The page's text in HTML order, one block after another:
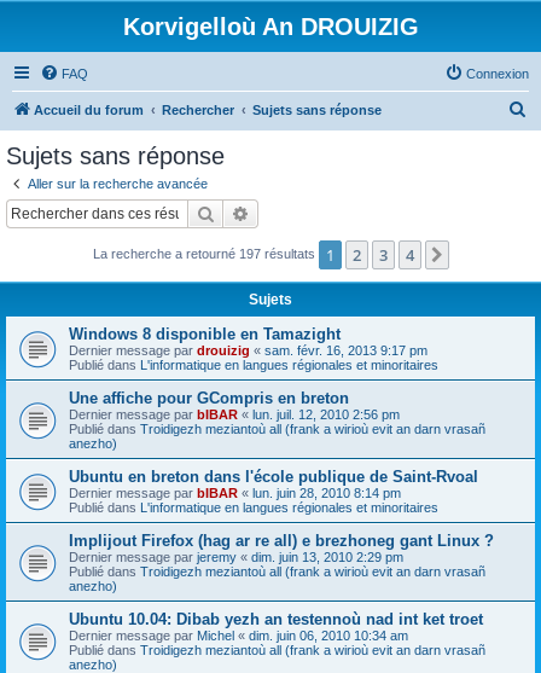
Korvigelloù An DROUIZIG
FAQ Connexion
Accueil du forum Rechercher Sujets sans réponse
c
Sujets sans réponse
Aller sur la recherche avancée
Rechercher
La recherche a retourné 197 résultats 1 2 3 4
Sujets
Windows 8 disponible en Tamazight
Dernier message par drouizig « sam. févr. 16, 2013 9:17 pm
Publié dans L'informatique en langues régionales et minoritaires
Une affiche pour GCompris en breton
Dernier message par bIBAR « lun. juil. 12, 2010 2:56 pm
Publié dans Troidigezh meziantoù all (frank a wirioù evit an darn vrasañ
anezho)
Ubuntu en breton dans l'école publique de Saint-Rvoal
Dernier message par bIBAR « lun. juin 28, 2010 8:14 pm
Publié dans L'informatique en langues régionales et minoritaires
Implijout Firefox (hag ar re all) e brezhoneg gant Linux ?
Dernier message par jeremy « dim. juin 13, 2010 2:29 pm
Publié dans Troidigezh meziantoù all (frank a wirioù evit an darn vrasañ
anezho)
Ubuntu 10.04: Dibab yezh an testennoù nad int ket troet
Dernier message par Michel « dim. juin 06, 2010 10:34 am
Publié dans Troidigezh meziantoù all (frank a wirioù evit an darn vrasañ
anezho)